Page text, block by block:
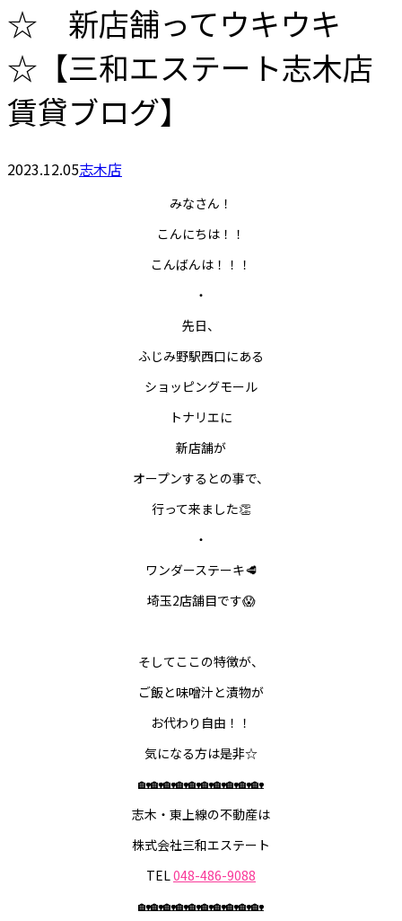
☆ 新店舗ってウキウキ
☆【三和エステート志木店
賃貸ブログ】
2023.12.05志木店
みなさん！
こんにちは！！
こんばんは！！！
・
先日、
ふじみ野駅西口にある
ショッピングモール
トナリエに
新店舗が
オープンするとの事で、
行って来ました👏
・
ワンダーステーキ🥩
埼玉2店舗目です😱
そしてここの特徴が、
ご飯と味噌汁と漬物が
お代わり自由！！
気になる方は是非☆
🏡🏡🏡🏡🏡🏡🏡🏡🏡🏡
志木・東上線の不動産は
株式会社三和エステート
TEL048-486-9088
🏡🏡🏡🏡🏡🏡🏡🏡🏡🏡